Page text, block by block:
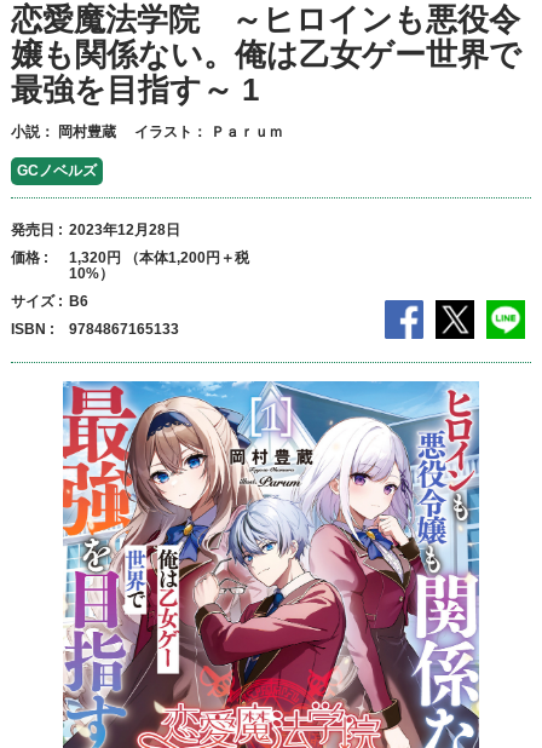
恋愛魔法学院 ～ヒロインも悪役令
嬢も関係ない。俺は乙女ゲー世界で
最強を目指す～ 1
小説： 岡村豊蔵 イラスト： Ｐａｒｕｍ
GCノベルズ
発売日
2023年12月28日
価格
1,320円 （本体1,200円＋税
10%）
サイズ
B6
ISBN
9784867165133